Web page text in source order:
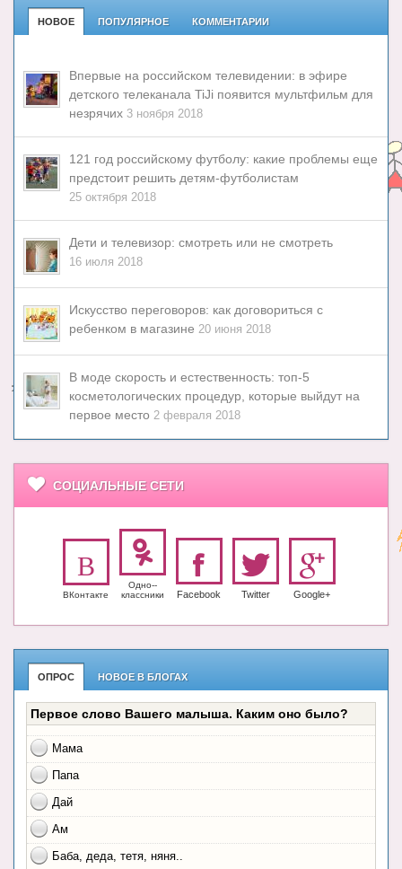
НОВОЕ ПОПУЛЯРНОЕ КОММЕНТАРИИ
Впервые на российском телевидении: в эфире
детского телеканала TiJi появится мультфильм для
незрячих 3 ноября 2018
121 год российскому футболу: какие проблемы еще
предстоит решить детям-футболистам
25 октября 2018
Дети и телевизор: смотреть или не смотреть
16 июля 2018
Искусство переговоров: как договориться с
ребенком в магазине 20 июня 2018
В моде скорость и естественность: топ-5
косметологических процедур, которые выйдут на
первое место 2 февраля 2018
СОЦИАЛЬНЫЕ СЕТИ
ВКонтакте
Одно-­
класс­ники
Facebook Twitter Google+
ОПРОС НОВОЕ В БЛОГАХ